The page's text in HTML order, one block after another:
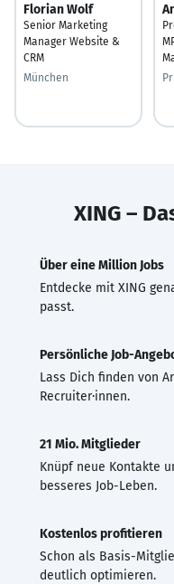
Florian Wolf
Senior Marketing
Manager Website &
CRM
München
XING –
Über eine Million Jobs
Entdecke mit XING
passt.
Persönliche Job-
Lass Dich finden von
Recruiter·innen.
21 Mio. Mitglieder
Knüpf neue Kontakte
besseres Job-Leben.
Kostenlos profitieren
Schon als Basis-
deutlich optimieren.